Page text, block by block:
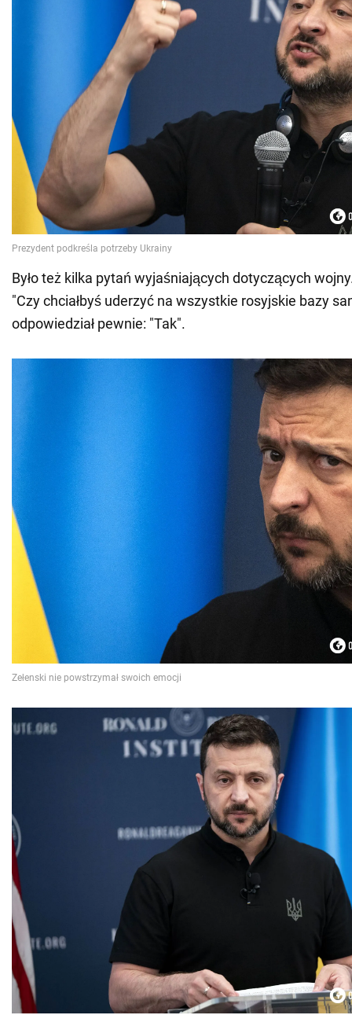
Było też kilka pytań wyjaśniających dotyczących
"Czy chciałbyś uderzyć na wszystkie rosyjskie bazy
odpowiedział pewnie: "Tak".